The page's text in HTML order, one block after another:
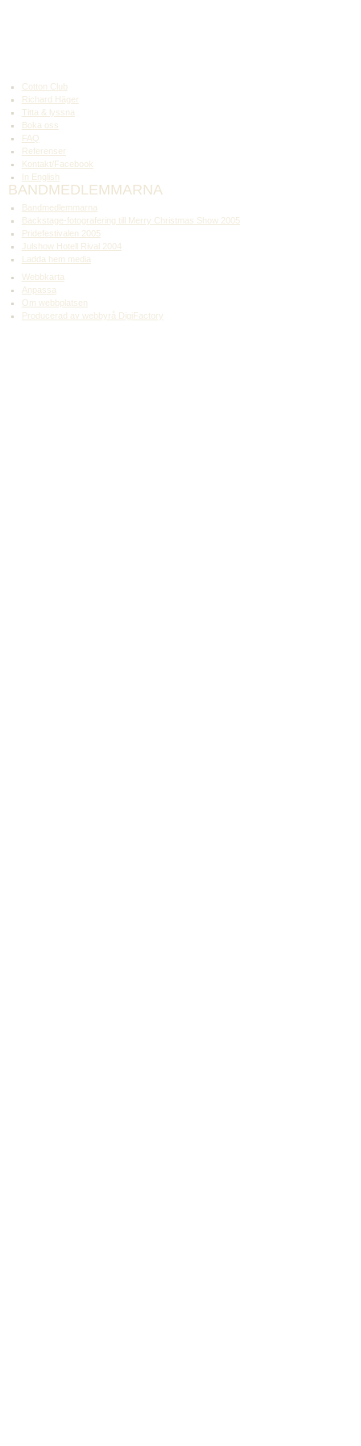
Cotton Club
Richard Häger
Titta & lyssna
Boka oss
FAQ
Referenser
Kontakt/Facebook
In English
BANDMEDLEMMARNA
Bandmedlemmarna
Backstage-fotografering till Merry Christmas Show 2005
Pridefestivalen 2005
Julshow Hotell Rival 2004
Ladda hem media
Webbkarta
Anpassa
Om webbplatsen
Producerad av webbyrå DigiFactory